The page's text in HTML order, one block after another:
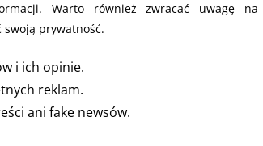
Warto również zwracać uwagę
prywatność.
i ich opinie.
reklam.
ani fake newsów.